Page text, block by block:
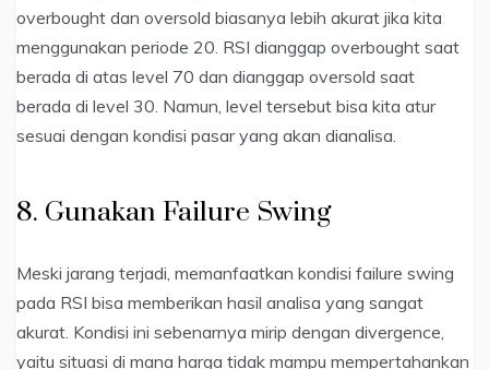
overbought dan oversold biasanya lebih akurat jika kita
menggunakan periode 20. RSI dianggap overbought saat
berada di atas level 70 dan dianggap oversold saat
berada di level 30. Namun, level tersebut bisa kita atur
sesuai dengan kondisi pasar yang akan dianalisa.
8. Gunakan Failure Swing
Meski jarang terjadi, memanfaatkan kondisi failure swing
pada RSI bisa memberikan hasil analisa yang sangat
akurat. Kondisi ini sebenarnya mirip dengan divergence,
yaitu situasi di mana harga tidak mampu mempertahankan